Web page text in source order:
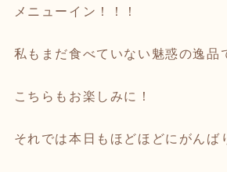
メニューイン！！！
私もまだ食べていない魅惑の逸品
こちらもお楽しみに！
それでは本日もほどほどにがんば